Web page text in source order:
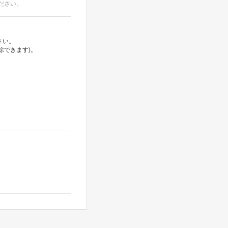
い。
。
きます)。